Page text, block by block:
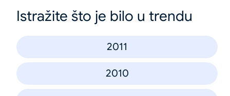
Istražite što je bilo u trendu
2011
2010